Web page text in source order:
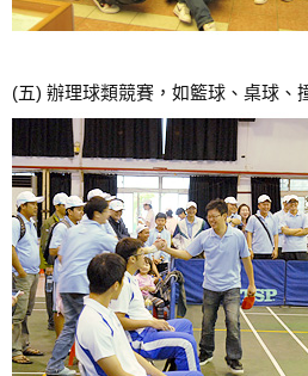
(五) 辦理球類競賽，如籃球、桌球、